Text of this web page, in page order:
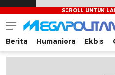
Megapolitan.co
Menyajikan berita-berita
Berita Humaniora Ekbis